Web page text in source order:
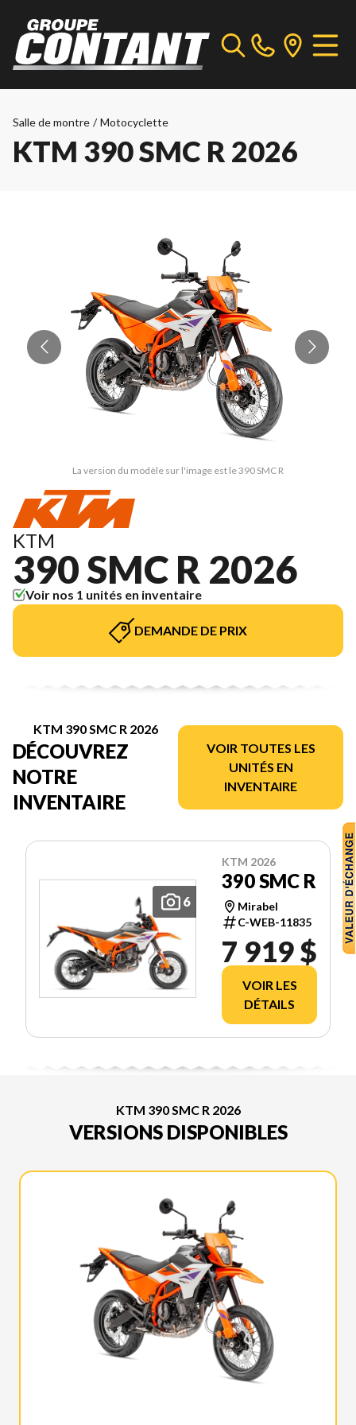
Salle de montre / Motocyclette
KTM 390 SMC R 2026
La version du modèle sur l'image est le 390 SMC R
KTM
390 SMC R 2026
Voir nos 1 unités en inventaire
DEMANDE DE PRIX
KTM 390 SMC R 2026
DÉCOUVREZ
NOTRE
INVENTAIRE
VOIR TOUTES LES
UNITÉS EN
INVENTAIRE
6
KTM 2026
390 SMC R
Mirabel
C-WEB-11835
7 919 $
VOIR LES
DÉTAILS
KTM 390 SMC R 2026
VERSIONS DISPONIBLES